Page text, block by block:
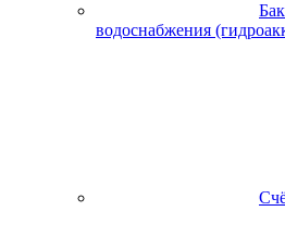
водоснабжения